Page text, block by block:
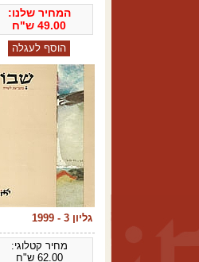
המחיר שלנו:
49.00 ש"ח
גליון 3 - 1999
מחיר קטלוגי:
62.00 ש"ח